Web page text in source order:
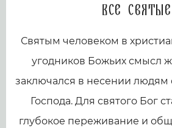
Все святые
Святым человеком в
угодников Божьих смысл
заключался в несении людям
Господа. Для святого Бог
глубокое переживание и